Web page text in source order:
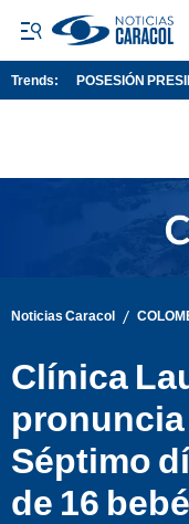
Trends: POSESIÓN
Noticias Caracol /
Clínica
Séptimo
de 16